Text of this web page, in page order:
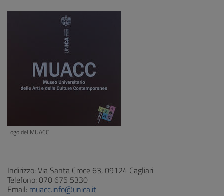
Logo del MUACC
Indirizzo: Via Santa Croce 63, 09124 Cagliari
Telefono: 070 675 5330
Email: muacc.info@unica.it